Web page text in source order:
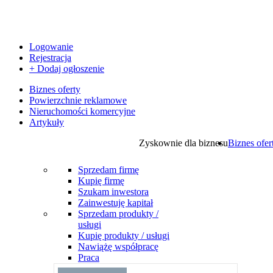
Logowanie
Rejestracja
+ Dodaj ogłoszenie
Biznes oferty
Powierzchnie reklamowe
Nieruchomości komercyjne
Artykuły
Zyskownie dla biznesuBiznes
Sprzedam firmę
Kupię firmę
Szukam inwestora
Zainwestuję kapitał
Sprzedam produkty /
usługi
Kupię produkty / usługi
Nawiążę współpracę
Praca